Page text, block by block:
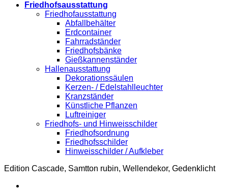
Friedhofsausstattung
Friedhofausstattung
Abfallbehälter
Erdcontainer
Fahrradständer
Friedhofsbänke
Gießkannenständer
Hallenausstattung
Dekorationssäulen
Kerzen- / Edelstahlleuchter
Kranzständer
Künstliche Pflanzen
Luftreiniger
Friedhofs- und Hinweisschilder
Friedhofsordnung
Friedhofsschilder
Hinweisschilder / Aufkleber
Edition Cascade, Samtton rubin, Wellendekor, Gedenklicht